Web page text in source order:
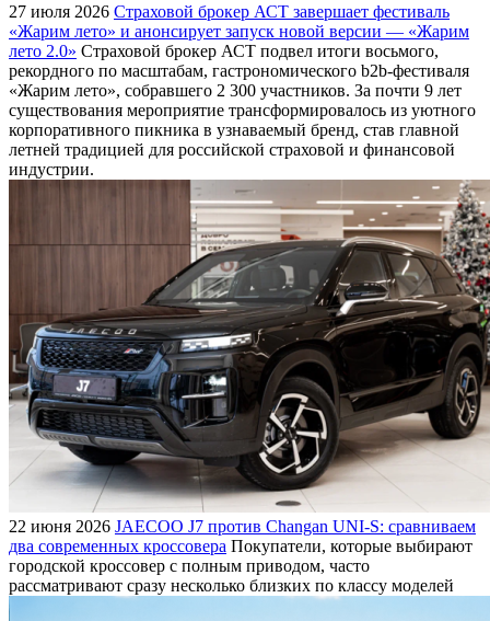
27 июля 2026 Страховой брокер АСТ завершает фестиваль
«Жарим лето» и анонсирует запуск новой версии — «Жарим
лето 2.0» Страховой брокер АСТ подвел итоги восьмого,
рекордного по масштабам, гастрономического b2b-фестиваля
«Жарим лето», собравшего 2 300 участников. За почти 9 лет
существования мероприятие трансформировалось из уютного
корпоративного пикника в узнаваемый бренд, став главной
летней традицией для российской страховой и финансовой
индустрии.
22 июня 2026 JAECOO J7 против Changan UNI-S: сравниваем
два современных кроссовера Покупатели, которые выбирают
городской кроссовер с полным приводом, часто
рассматривают сразу несколько близких по классу моделей